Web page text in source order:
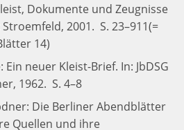
Dokumente und Zeugnisse
2001. S. 23–911(=
14)
Ein neuer Kleist-Brief. In: JbDSG
1962. S. 4–8
Die Berliner Abendblätter
Quellen und ihre